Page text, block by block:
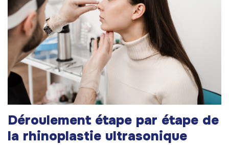
Déroulement étape par étape de
la rhinoplastie ultrasonique